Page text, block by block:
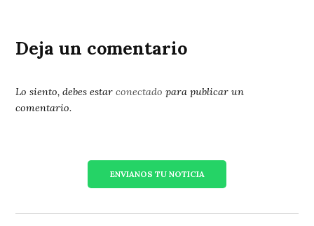
Deja un comentario
Lo siento, debes estarconectado para publicar un
comentario.
ENVIANOS TU NOTICIA